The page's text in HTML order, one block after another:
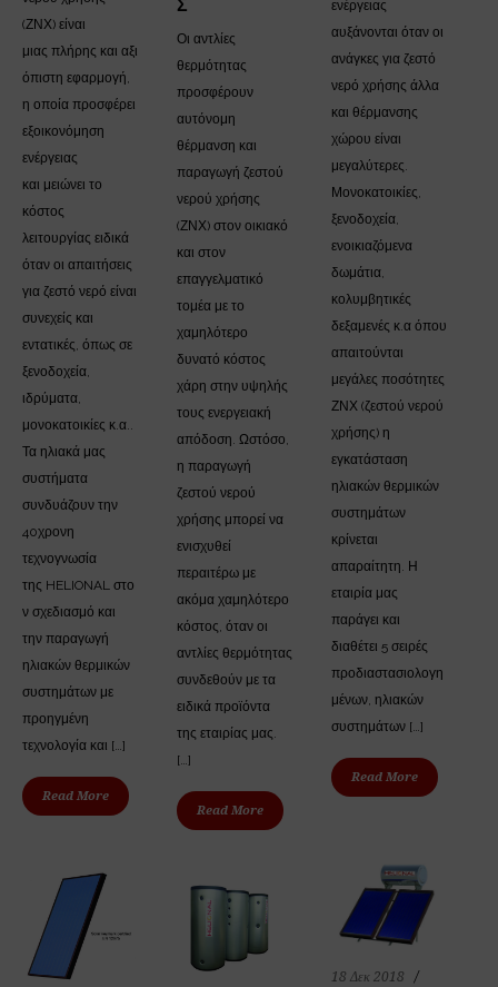
(ΖΝΧ) είναι
μιας πλήρης και αξι
όπιστη εφαρμογή,
η οποία προσφέρει
εξοικονόμηση
ενέργειας
και μειώνει το
κόστος
λειτουργίας ειδικά
όταν οι απαιτήσεις
για ζεστό νερό είναι
συνεχείς και
εντατικές, όπως σε
ξενοδοχεία,
ιδρύματα,
μονοκατοικίες κ.α..
Τα ηλιακά μας
συστήματα
συνδυάζουν την
40χρονη
τεχνογνωσία
της HELIONAL στο
ν σχεδιασμό και
την παραγωγή
ηλιακών θερμικών
συστημάτων με
προηγμένη
τεχνολογία και […]
Read More
Σ
Οι αντλίες
θερμότητας
προσφέρουν
αυτόνομη
θέρμανση και
παραγωγή ζεστού
νερού χρήσης
(ΖΝΧ) στον οικιακό
και στον
επαγγελματικό
τομέα με το
χαμηλότερο
δυνατό κόστος
χάρη στην υψηλής
τους ενεργειακή
απόδοση. Ωστόσο,
η παραγωγή
ζεστού νερού
χρήσης μπορεί να
ενισχυθεί
περαιτέρω με
ακόμα χαμηλότερο
κόστος, όταν οι
αντλίες θερμότητας
συνδεθούν με τα
ειδικά προϊόντα
της εταιρίας μας.
[…]
Read More
ενέργειας
αυξάνονται όταν οι
ανάγκες για ζεστό
νερό χρήσης άλλα
και θέρμανσης
χώρου είναι
μεγαλύτερες.
Μονοκατοικίες,
ξενοδοχεία,
ενοικιαζόμενα
δωμάτια,
κολυμβητικές
δεξαμενές κ.α όπου
απαιτούνται
μεγάλες ποσότητες
ΖΝΧ (ζεστού νερού
χρήσης) η
εγκατάσταση
ηλιακών θερμικών
συστημάτων
κρίνεται
απαραίτητη. Η
εταιρία μας
παράγει και
διαθέτει 5 σειρές
προδιαστασιολογη
μένων, ηλιακών
συστημάτων […]
Read More
18 Δεκ 2018